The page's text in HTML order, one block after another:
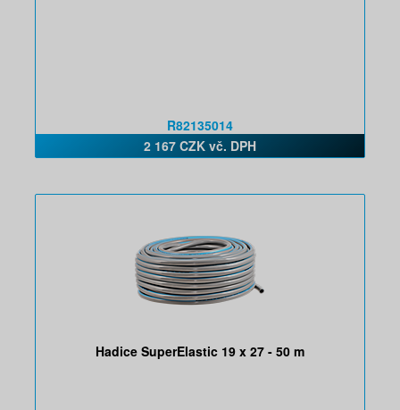
R82135014
2 167 CZK vč. DPH
Hadice SuperElastic 19 x 27 - 50 m